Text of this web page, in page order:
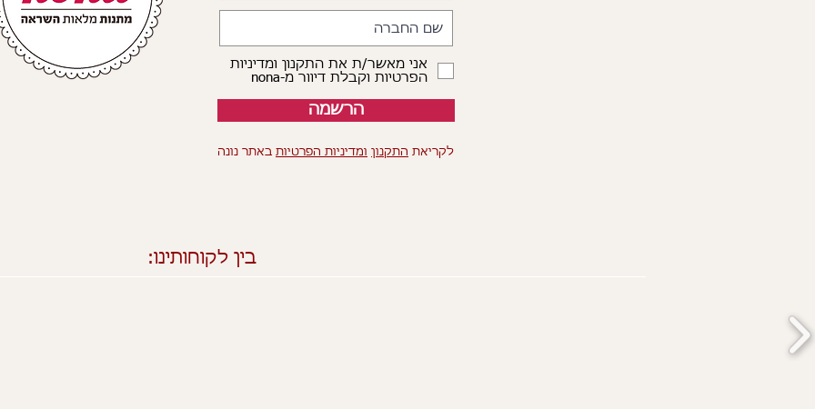
אני מאשר/ת את התקנון ומדיניות
הפרטיות וקבלת דיוור מ-nona
הרשמה
לקריאת התקנון ומדיניות הפרטיות באתר נונה
בין לקוחותינו: